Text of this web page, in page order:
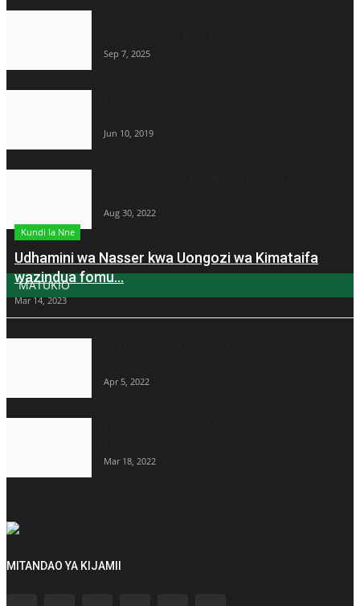
Sep 7, 2025
Jun 10, 2019
Aug 30, 2022
MATUKIO
Kundi la Nne
Udhamini wa Nasser kwa Uongozi wa Kimataifa
wazindua fomu...
Mar 14, 2023
Apr 5, 2022
Mar 18, 2022
MITANDAO YA KIJAMII